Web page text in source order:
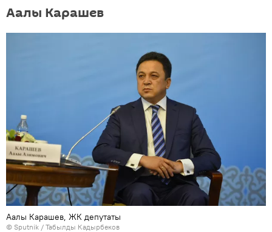
Аалы Карашев
Аалы Карашев, ЖК депутаты
© Sputnik / Табылды Кадырбеков